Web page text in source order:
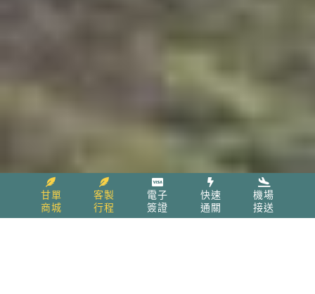
甘單
商城
客製
行程
電子
簽證
快速
通關
機場
接送